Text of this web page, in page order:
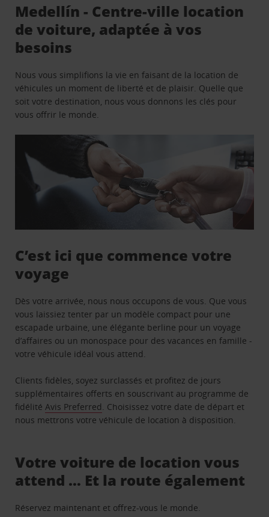
Medellín - Centre-ville location
de voiture, adaptée à vos
besoins
Nous vous simplifions la vie en faisant de la location de
véhicules un moment de liberté et de plaisir. Quelle que
soit votre destination, nous vous donnons les clés pour
vous offrir le monde.
C’est ici que commence votre
voyage
Dès votre arrivée, nous nous occupons de vous. Que vous
vous laissiez tenter par un modèle compact pour une
escapade urbaine, une élégante berline pour un voyage
d’affaires ou un monospace pour des vacances en famille -
votre véhicule idéal vous attend.
Clients fidèles, soyez surclassés et profitez de jours
supplémentaires offerts en souscrivant au programme de
fidélitéAvis Preferred. Choisissez votre date de départ et
nous mettrons votre véhicule de location à disposition.
Votre voiture de location vous
attend … Et la route également
Réservez maintenant et offrez-vous le monde.